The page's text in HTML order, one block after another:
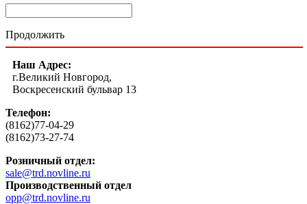
Продолжить
Наш Адрес:
г.Великий Новгород,
Воскресенский бульвар 13
Телефон:
(8162)77-04-29
(8162)73-27-74
Розничный отдел:
sale@trd.novline.ru
Производственный отдел
opp@trd.novline.ru